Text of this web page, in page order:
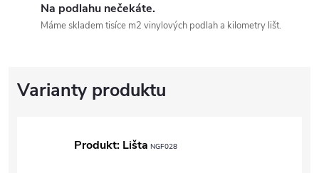
Na podlahu nečekáte.
Máme skladem tisíce m2 vinylových podlah a kilometry lišt.
Produkt: Lišta NGF028